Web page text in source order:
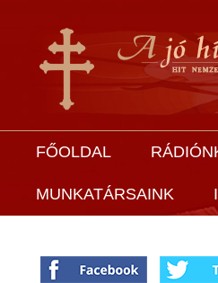
FŐOLDAL
MUNKATÁRSAINK